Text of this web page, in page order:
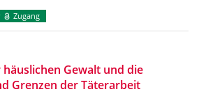
Zugang
Gewalt und die
Grenzen der Täterarbeit